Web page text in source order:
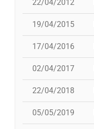
22/04/2012
19/04/2015
17/04/2016
02/04/2017
22/04/2018
05/05/2019